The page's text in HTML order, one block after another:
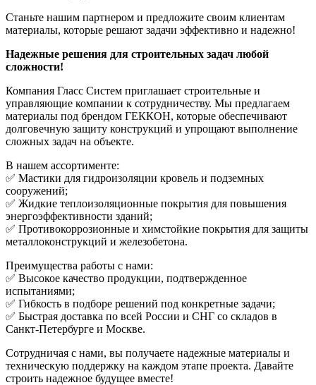
Станьте нашим партнером и предложите своим клиентам
материалы, которые решают задачи эффективно и надежно!
Надежные решения для строительных задач любой
сложности!
Компания Гласс Систем приглашает строительные и
управляющие компании к сотрудничеству. Мы предлагаем
материалы под брендом ГЕККОН, которые обеспечивают
долговечную защиту конструкций и упрощают выполнение
сложных задач на объекте.
В нашем ассортименте:
✅ Мастики для гидроизоляции кровель и подземных
сооружений;
✅ Жидкие теплоизоляционные покрытия для повышения
энергоэффективности зданий;
✅ Противокоррозионные и химстойкие покрытия для защиты
металлоконструкций и железобетона.
Преимущества работы с нами:
✅ Высокое качество продукции, подтвержденное
испытаниями;
✅ Гибкость в подборе решений под конкретные задачи;
✅ Быстрая доставка по всей России и СНГ со складов в
Санкт-Петербурге и Москве.
Сотрудничая с нами, вы получаете надежные материалы и
техническую поддержку на каждом этапе проекта. Давайте
строить надежное будущее вместе!